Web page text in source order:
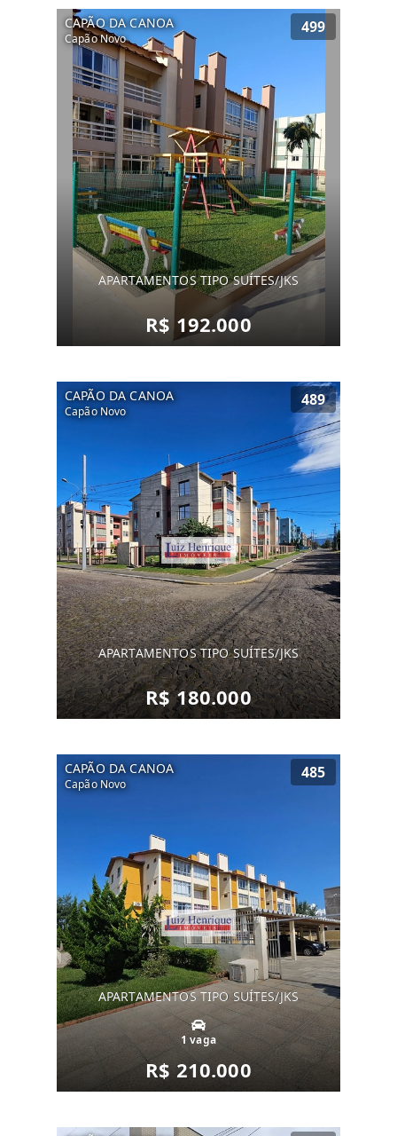
CAPÃO DA CANOA
Capão Novo
499
APARTAMENTOS TIPO SUÍTES/JKS
R$ 192.000
CAPÃO DA CANOA
Capão Novo
489
APARTAMENTOS TIPO SUÍTES/JKS
R$ 180.000
CAPÃO DA CANOA
Capão Novo
485
APARTAMENTOS TIPO SUÍTES/JKS
1 vaga
R$ 210.000